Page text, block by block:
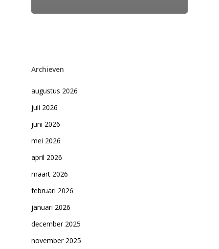
Archieven
augustus 2026
juli 2026
juni 2026
mei 2026
april 2026
maart 2026
februari 2026
januari 2026
december 2025
november 2025